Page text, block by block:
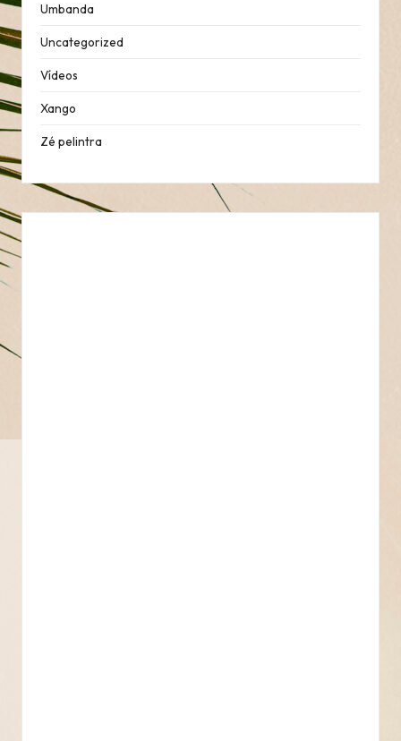
Umbanda
Uncategorized
Vídeos
Xango
Zé pelintra